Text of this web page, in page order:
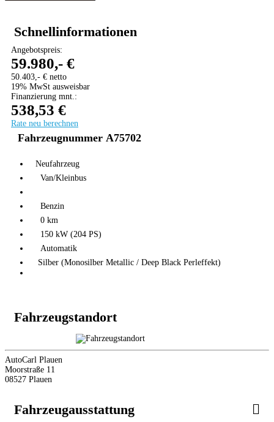
Schnellinformationen
Angebotspreis:
59.980,- €
50.403,- € netto
19% MwSt ausweisbar
Finanzierung mnt.:
538,53 €
Rate neu berechnen
Fahrzeugnummer A75702
Neufahrzeug
Van/Kleinbus
Benzin
0 km
150 kW (204 PS)
Automatik
Silber (Monosilber Metallic / Deep Black Perleffekt)
Fahrzeugstandort
AutoCarl Plauen
Moorstraße 11
08527 Plauen
Fahrzeugausstattung